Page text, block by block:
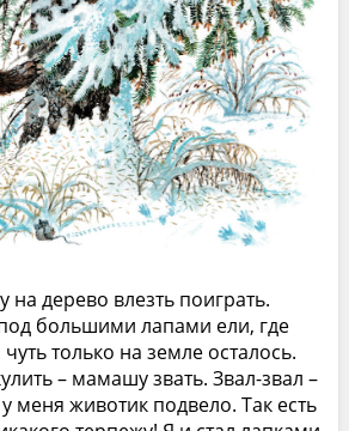
на дерево влезть поиграть.
большими лапами ели, где
только на земле осталось.
– мамашу звать. Звал-звал –
меня животик подвело. Так есть